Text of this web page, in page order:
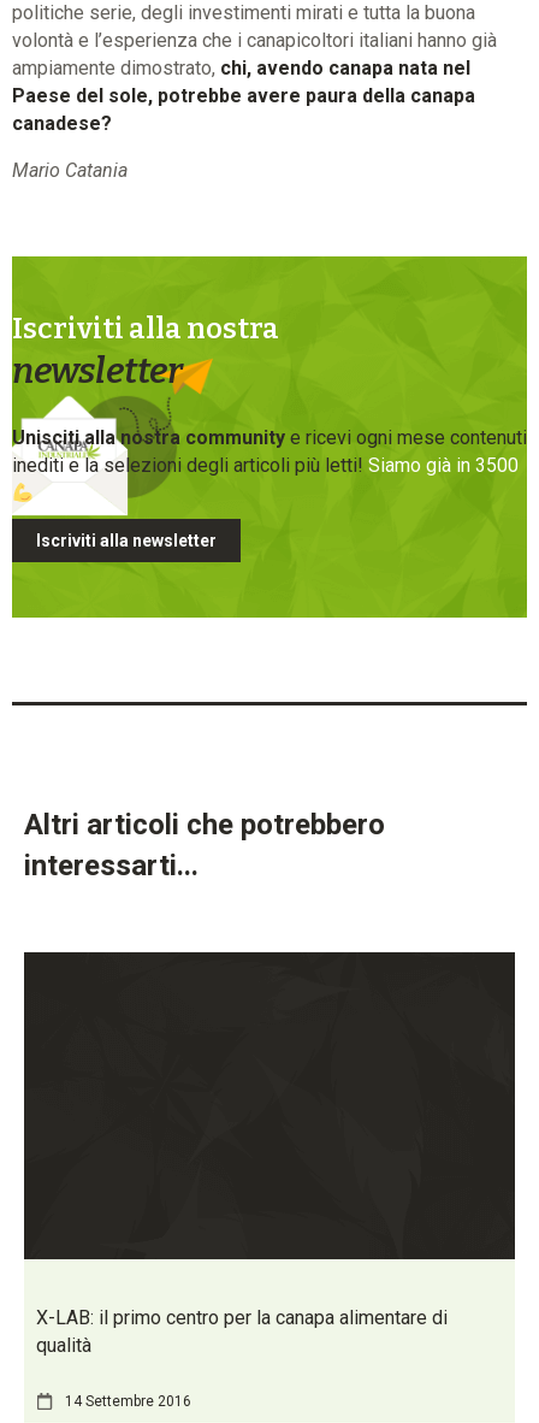
politiche serie, degli investimenti mirati e tutta la buona
volontà e l’esperienza che i canapicoltori italiani hanno già
ampiamente dimostrato, chi, avendo canapa nata nel
Paese del sole, potrebbe avere paura della canapa
canadese?
Mario Catania
Iscriviti alla nostra
newsletter
Unisciti alla nostra community e ricevi ogni mese contenuti
inediti e la selezioni degli articoli più letti! Siamo già in 3500
Iscriviti alla newsletter
Altri articoli che potrebbero
interessarti...
X-LAB: il primo centro per la canapa alimentare di
qualità
14 Settembre 2016